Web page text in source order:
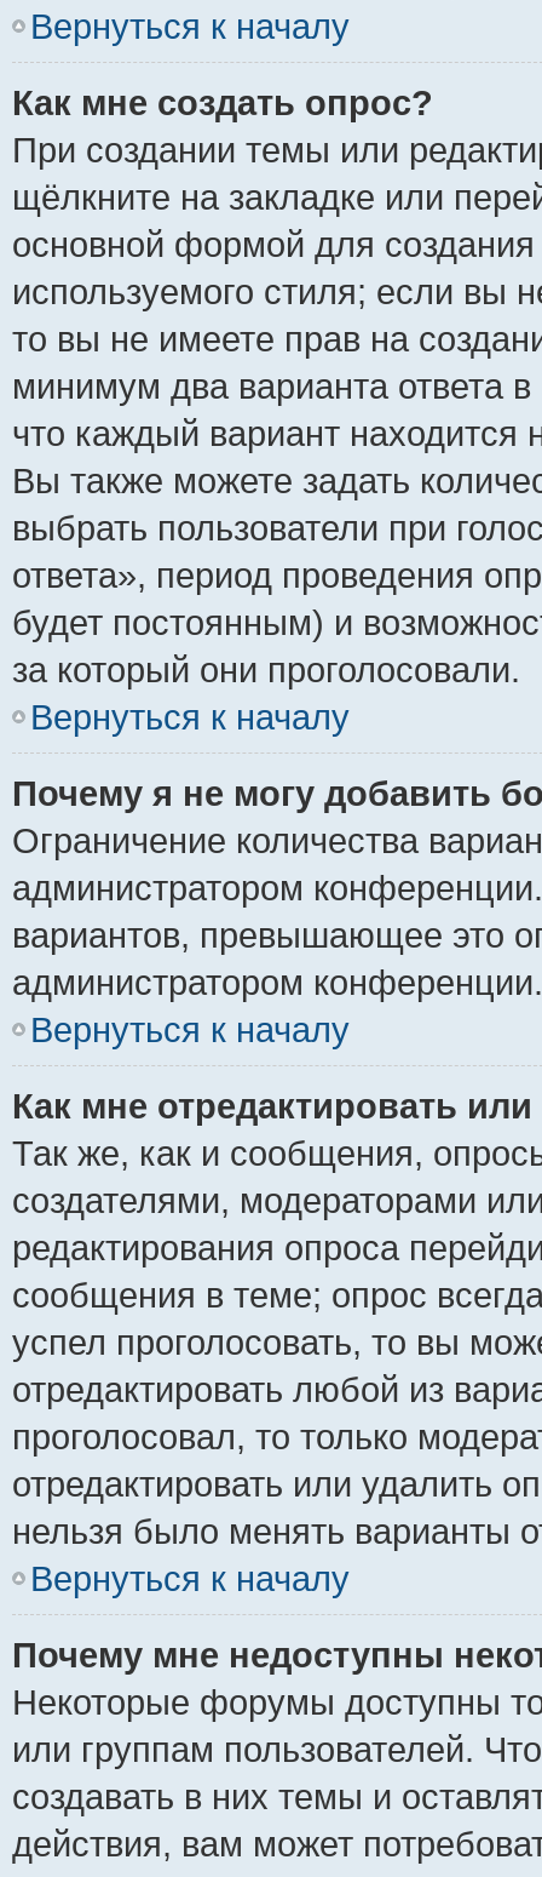
Вернуться к началу
Как мне создать опрос?
При создании темы или
щёлкните на закладке или
основной формой для
используемого стиля; если вы
то вы не имеете прав на
минимум два варианта ответа
что каждый вариант находится
Вы также можете задать
выбрать пользователи при
ответа», период проведения
будет постоянным) и
за который они проголосовали.
Вернуться к началу
Почему я не могу добавить
Ограничение количества
администратором
вариантов, превышающее это
администратором конференции.
Вернуться к началу
Как мне отредактировать
Так же, как и сообщения,
создателями, модераторами
редактирования опроса
сообщения в теме; опрос
успел проголосовать, то вы
отредактировать любой из
проголосовал, то только
отредактировать или удалить
нельзя было менять варианты
Вернуться к началу
Почему мне недоступны
Некоторые форумы доступны
или группам пользователей.
создавать в них темы и
действия, вам может